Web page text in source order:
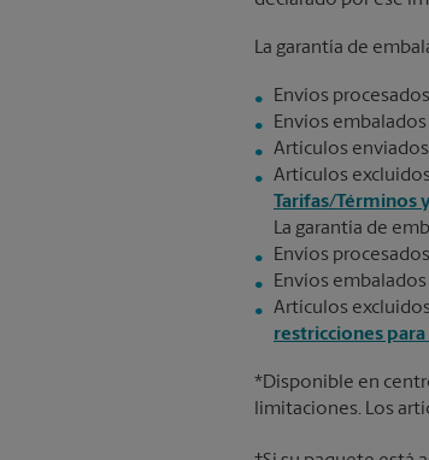
La garantía de
Envíos
Envíos
Artículos enviados
Artículos
Tarifas/Términos
La garantía de
Envíos
Envíos
Artículos
restricciones para
*Disponible en
limitaciones. Los